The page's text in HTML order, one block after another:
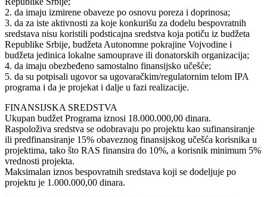
2. da imaju izmirene obaveze po osnovu poreza i doprinosa;
3. da za iste aktivnosti za koje konkurišu za dodelu bespovratnih
sredstava nisu koristili podsticajna sredstva koja potiču iz budžeta
Republike Srbije, budžeta Autonomne pokrajine Vojvodine i
budžeta jedinica lokalne samouprave ili donatorskih organizacija;
4. da imaju obezbeđeno samostalno finansijsko učešće;
5. da su potpisali ugovor sa ugovaračkim/regulatornim telom IPA
programa i da je projekat i dalje u fazi realizacije.
FINANSIJSKA SREDSTVA
Ukupan budžet Programa iznosi 18.000.000,00 dinara.
Raspoloživa sredstva se odobravaju po projektu kao sufinansiranje
ili predfinansiranje 15% obaveznog finansijskog učešća korisnika u
projektima, tako što RAS finansira do 10%, a korisnik minimum 5%
vrednosti projekta.
Maksimalan iznos bespovratnih sredstava koji se dodeljuje po
projektu je 1.000.000,00 dinara.